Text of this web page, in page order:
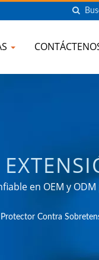
Y
en OEM y
Contra